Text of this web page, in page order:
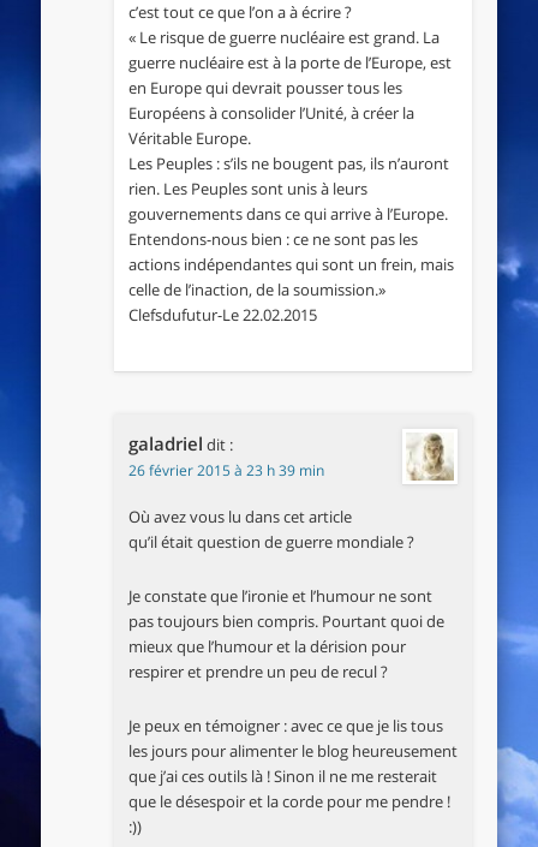
c’est tout ce que l’on a à écrire ?
« Le risque de guerre nucléaire est grand. La
guerre nucléaire est à la porte de l’Europe, est
en Europe qui devrait pousser tous les
Européens à consolider l’Unité, à créer la
Véritable Europe.
Les Peuples : s’ils ne bougent pas, ils n’auront
rien. Les Peuples sont unis à leurs
gouvernements dans ce qui arrive à l’Europe.
Entendons-nous bien : ce ne sont pas les
actions indépendantes qui sont un frein, mais
celle de l’inaction, de la soumission.»
Clefsdufutur-Le 22.02.2015
galadriel dit :
26 février 2015 à 23 h 39 min
Où avez vous lu dans cet article
qu’il était question de guerre mondiale ?
Je constate que l’ironie et l’humour ne sont
pas toujours bien compris. Pourtant quoi de
mieux que l’humour et la dérision pour
respirer et prendre un peu de recul ?
Je peux en témoigner : avec ce que je lis tous
les jours pour alimenter le blog heureusement
que j’ai ces outils là ! Sinon il ne me resterait
que le désespoir et la corde pour me pendre !
:))